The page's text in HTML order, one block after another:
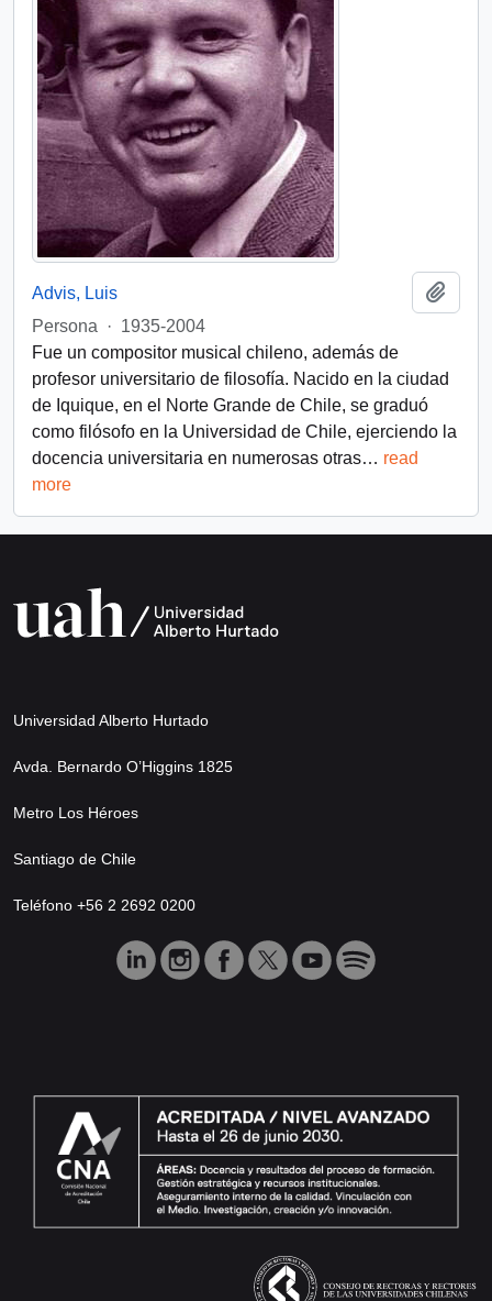
Advis, Luis
Persona
· 1935-2004
Fue un compositor musical chileno, además de
profesor universitario de filosofía. Nacido en la ciudad
de Iquique, en el Norte Grande de Chile, se graduó
como filósofo en la Universidad de Chile, ejerciendo la
docencia universitaria en numerosas otras… read
more
Universidad Alberto Hurtado
Avda. Bernardo O’Higgins 1825
Metro Los Héroes
Santiago de Chile
Teléfono +56 2 2692 0200